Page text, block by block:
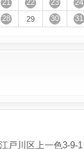
21 22 23 24
28 29 30 31
戸川区上一色3-9-1